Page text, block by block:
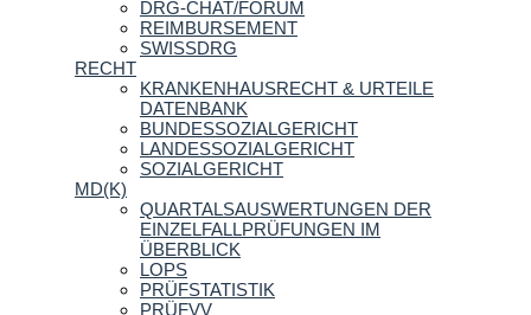
DRG-CHAT/FORUM
REIMBURSEMENT
SWISSDRG
RECHT
KRANKENHAUSRECHT & URTEILE
DATENBANK
BUNDESSOZIALGERICHT
LANDESSOZIALGERICHT
SOZIALGERICHT
MD(K)
QUARTALSAUSWERTUNGEN DER
EINZELFALLPRÜFUNGEN IM
ÜBERBLICK
LOPS
PRÜFSTATISTIK
PRÜFVV